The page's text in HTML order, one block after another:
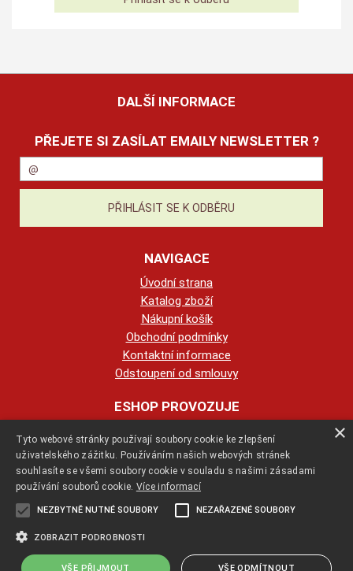
DALŠÍ INFORMACE
PŘEJETE SI ZASÍLAT EMAILY NEWSLETTER ?
NAVIGACE
Úvodní strana
Katalog zboží
Nákupní košík
Obchodní podmínky
Kontaktní informace
Odstoupení od smlouvy
ESHOP PROVOZUJE
123KRBY s.r.o.
+420 774 422 239
info@123krby.cz
×
Tyto webové stránky používají soubory cookie ke zlepšení
uživatelského zážitku. Používáním našich webových stránek
souhlasíte se všemi soubory cookie v souladu s našimi zásadami
používání souborů cookie. Více informací
NEZBYTNĚ NUTNÉ SOUBORY NEZAŘAZENÉ SOUBORY
ZOBRAZIT PODROBNOSTI
VŠE PŘIJMOUT VŠE ODMÍTNOUT